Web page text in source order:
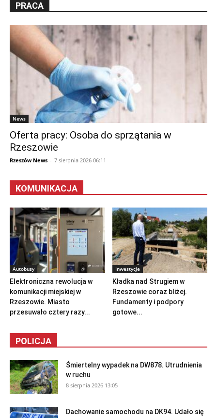
PRACA
News
Oferta pracy: Osoba do sprzątania w
Rzeszowie
Rzeszów News - 7 sierpnia 2026 06:11
KOMUNIKACJA
Autobusy
Elektroniczna rewolucja w
komunikacji miejskiej w
Rzeszowie. Miasto
przesuwało cztery razy...
Inwestycje
Kładka nad Strugiem w
Rzeszowie coraz bliżej.
Fundamenty i podpory
gotowe...
POLICJA
Śmiertelny wypadek na DW878. Utrudnienia
w ruchu
8 sierpnia 2026 13:05
Dachowanie samochodu na DK94. Udało się